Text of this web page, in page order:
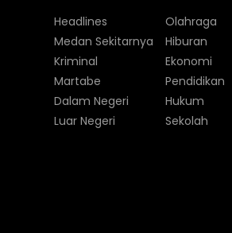
Headlines
Medan Sekitarnya
Kriminal
Martabe
Dalam Negeri
Luar Negeri
Olahraga
Hiburan
Ekonomi
Pendidikan
Hukum
Sekolah